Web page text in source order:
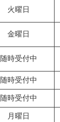
火曜日
金曜日
随時受付中
随時受付中
随時受付中
月曜日